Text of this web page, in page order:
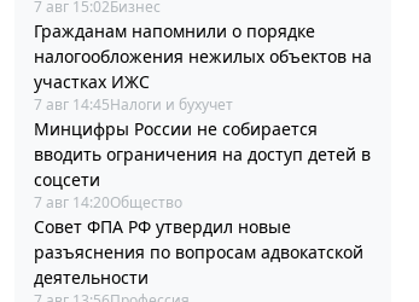
7 авг 15:02Бизнес
Гражданам напомнили о порядке
налогообложения нежилых объектов на
участках ИЖС
7 авг 14:45Налоги и бухучет
Минцифры России не собирается
вводить ограничения на доступ детей в
соцсети
7 авг 14:20Общество
Совет ФПА РФ утвердил новые
разъяснения по вопросам адвокатской
деятельности